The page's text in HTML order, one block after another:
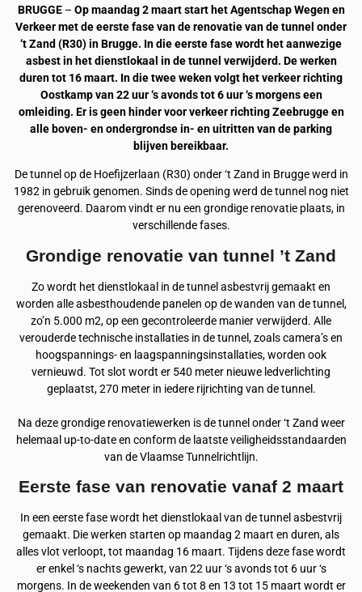
BRUGGE– Op maandag 2 maart start het Agentschap Wegen en
Verkeer met de eerste fase van de renovatie van de tunnel onder
‘t Zand (R30) in Brugge. In die eerste fase wordt het aanwezige
asbest in het dienstlokaal in de tunnel verwijderd. De werken
duren tot 16 maart. In die twee weken volgt het verkeer richting
Oostkamp van 22 uur ‘s avonds tot 6 uur ‘s morgens een
omleiding. Er is geen hinder voor verkeer richting Zeebrugge en
alle boven- en ondergrondse in- en uitritten van de parking
blijven bereikbaar.
De tunnel op de Hoefijzerlaan (R30) onder ‘t Zand in Brugge werd in
1982 in gebruik genomen. Sinds de opening werd de tunnel nog niet
gerenoveerd. Daarom vindt er nu een grondige renovatie plaats, in
verschillende fases.
Grondige renovatie van tunnel ’t Zand
Zo wordt het dienstlokaal in de tunnel asbestvrij gemaakt en
worden alle asbesthoudende panelen op de wanden van de tunnel,
zo’n 5.000 m2, op een gecontroleerde manier verwijderd. Alle
verouderde technische installaties in de tunnel, zoals camera’s en
hoogspannings- en laagspanningsinstallaties, worden ook
vernieuwd. Tot slot wordt er 540 meter nieuwe ledverlichting
geplaatst, 270 meter in iedere rijrichting van de tunnel.
Na deze grondige renovatiewerken is de tunnel onder ‘t Zand weer
helemaal up-to-date en conform de laatste veiligheidsstandaarden
van de Vlaamse Tunnelrichtlijn.
Eerste fase van renovatie vanaf 2 maart
In een eerste fase wordt het dienstlokaal van de tunnel asbestvrij
gemaakt. Die werken starten op maandag 2 maart en duren, als
alles vlot verloopt, tot maandag 16 maart. Tijdens deze fase wordt
er enkel ‘s nachts gewerkt, van 22 uur ‘s avonds tot 6 uur ‘s
morgens. In de weekenden van 6 tot 8 en 13 tot 15 maart wordt er